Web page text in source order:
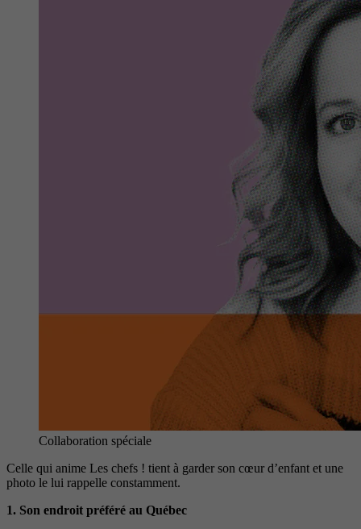
Collaboration spéciale
Celle qui anime Les chefs ! tient à garder son cœur d’enfant et une
photo le lui rappelle constamment.
1. Son endroit préféré au Québec